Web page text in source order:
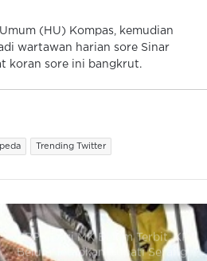
(HU) Kompas, kemudian
wartawan harian sore Sinar
koran sore ini bangkrut.
Trending Twitter
Logistik PSU Pilkada di Pulau
Terluar
Kapolres Serang Cek Logistik PSU
Belum Tetapkan Bupati Serang
Kamis Ini, KPU Kabupaten Serang
Mulai Rekapitulasi Suara PSU